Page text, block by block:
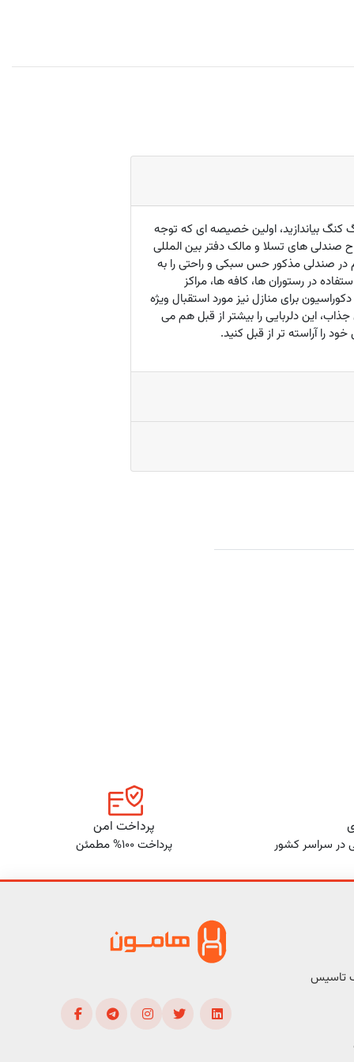
کنگ بیاندازید، اولین خصیصه ای که توجه
های تسلا و مالک دفتر بین المللی
در صندلی مذکور حس سبکی و راحتی را به
در رستوران ها، کافه ها، مراکز
برای منازل نیز مورد استقبال ویژه
این دلربایی را بیشتر از قبل هم می
را آراسته تر از قبل کنید.
در سراسر کشور
پرداخت امن
پرداخت 100% مطمئن
تاسیس